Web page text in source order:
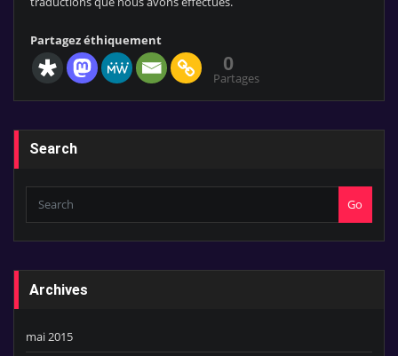
Partagez éthiquement
0
Partages
Search
Go
Archives
mai 2015